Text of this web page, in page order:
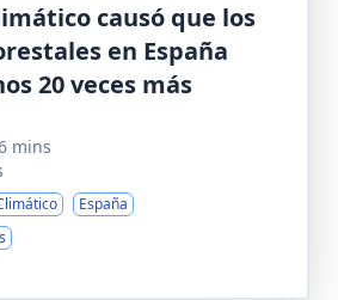
causó que los
en España
20 veces más
mins
España